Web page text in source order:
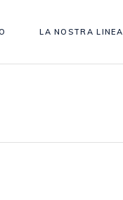
LA NOSTRA LINEA